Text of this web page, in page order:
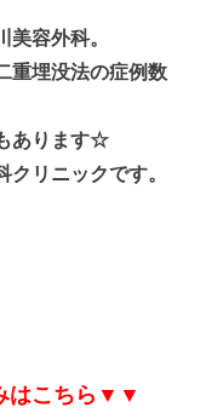
容外科。
重埋没法の症例数
あります☆
リニックです。
はこちら▼▼